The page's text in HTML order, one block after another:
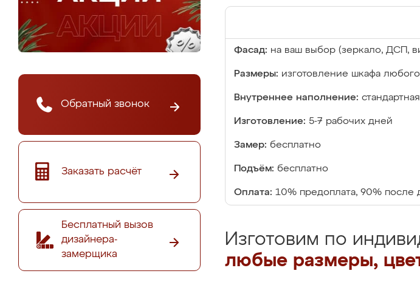
Обратный звонок
Заказать расчёт
Бесплатный вызов
дизайнера-
замерщика
Фасад: на ваш выбор (зеркало, ДСП,
Размеры: изготовление шкафа
Внутреннее наполнение:
Изготовление: 5-7 рабочих дней
Замер: бесплатно
Подъём: бесплатно
Оплата: 10% предоплата, 90% после
Изготовим по
любые размеры,